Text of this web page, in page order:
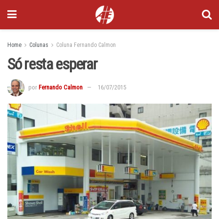
Home Colunas Coluna Fernando Calmon
Só resta esperar
por Fernando Calmon 16/07/2015